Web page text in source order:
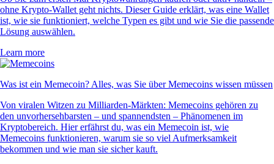
ohne Krypto-Wallet geht nichts. Dieser Guide erklärt, was eine Wallet
ist, wie sie funktioniert, welche Typen es gibt und wie Sie die passende
Lösung auswählen.
Learn more
Was ist ein Memecoin? Alles, was Sie über Memecoins wissen müssen
Von viralen Witzen zu Milliarden-Märkten: Memecoins gehören zu
den unvorhersehbarsten – und spannendsten – Phänomenen im
Kryptobereich. Hier erfährst du, was ein Memecoin ist, wie
Memecoins funktionieren, warum sie so viel Aufmerksamkeit
bekommen und wie man sie sicher kauft.